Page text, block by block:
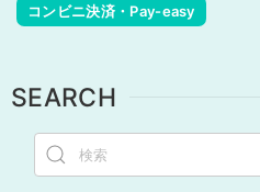
コンビニ決済・Pay-easy
SEARCH